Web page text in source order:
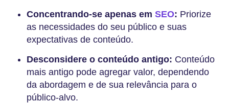
Concentrando-se apenas em SEO: Priorize
as necessidades do seu público e suas
expectativas de conteúdo.
Desconsidere o conteúdo antigo: Conteúdo
mais antigo pode agregar valor, dependendo
da abordagem e de sua relevância para o
público-alvo.